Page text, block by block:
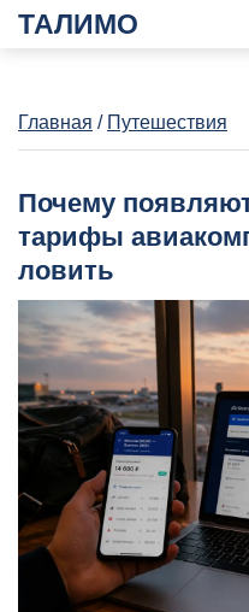
ТАЛИМО
Главная / Путешествия
Почему
тарифы
ловить